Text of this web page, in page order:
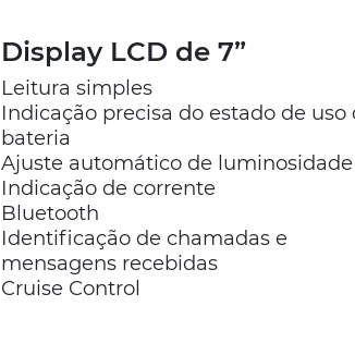
Display LCD de 7”
Leitura simples
Indicação precisa do estado de uso
bateria
Ajuste automático de luminosidade
Indicação de corrente
Bluetooth
Identificação de chamadas e
mensagens recebidas
Cruise Control